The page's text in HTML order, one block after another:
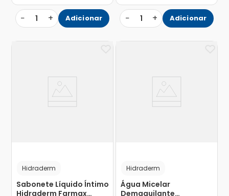
− 1 + Adicionar − 1 + Adicionar
Hidraderm
Sabonete Líquido Íntimo
Hidraderm Farmax
Hidraderm
Água Micelar
Demaquilante